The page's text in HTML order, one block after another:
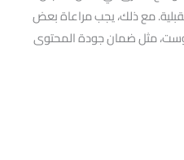
مع ذلك، يجب مراعاة بعض
بوست، مثل ضمان جودة المحتوى